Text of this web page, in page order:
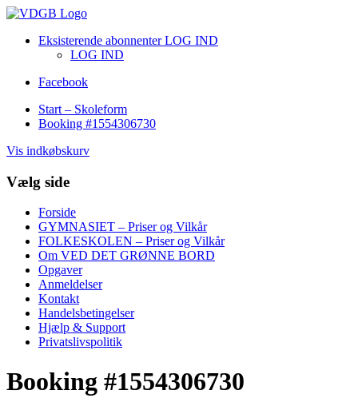
Eksisterende abonnenter LOG IND
LOG IND
Facebook
Start – Skoleform
Booking #1554306730
Vis indkøbskurv
Vælg side
Forside
GYMNASIET – Priser og Vilkår
FOLKESKOLEN – Priser og Vilkår
Om VED DET GRØNNE BORD
Opgaver
Anmeldelser
Kontakt
Handelsbetingelser
Hjælp & Support
Privatslivspolitik
Booking #1554306730